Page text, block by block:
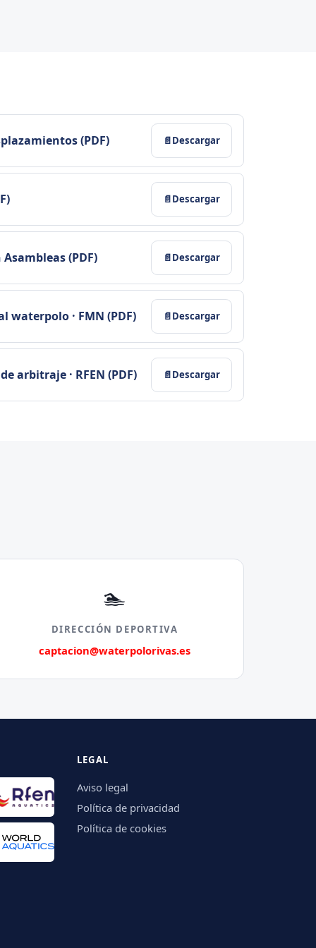
(PDF) Descargar
Descargar
(PDF) Descargar
waterpolo · FMN (PDF) Descargar
arbitraje · RFEN (PDF) Descargar
🏊
DIRECCIÓN DEPORTIVA
captacion@waterpolorivas.es
LEGAL
Aviso legal
Política de privacidad
Política de cookies